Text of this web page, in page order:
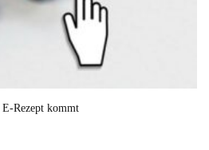
Rezept kommt